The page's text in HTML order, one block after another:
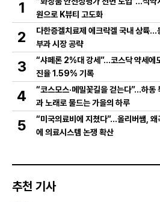
1
원으로 K뷰티 고도화
2
다한증겔치료제 에크락겔 국내 상륙…
부과 시장 공략
3
“샤페론 2%대 강세”…코스닥 약세에
진율 1.59% 기록
4
“코스모스·메밀꽃길을 걷는다”…하동
과 노래로 물드는 가을의 하루
5
“미국의료비에 지쳤다”…올리버쌤, 왜
에 의료시스템 논쟁 확산
추천 기사